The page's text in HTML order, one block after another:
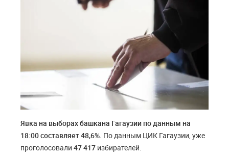
Явка на выборах башкана Гагаузии по данным на
18:00 составляет48,6%. По данным ЦИК Гагаузии, уже
проголосовали 47 417 избирателей.